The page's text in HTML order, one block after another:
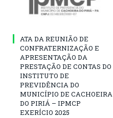
ATA DA REUNIÃO DE
CONFRATERNIZAÇÃO E
APRESENTAÇÃO DA
PRESTAÇÃO DE CONTAS DO
INSTITUTO DE
PREVIDÊNCIA DO
MUNICÍPIO DE CACHOEIRA
DO PIRIÁ – IPMCP
EXERÍCIO 2025